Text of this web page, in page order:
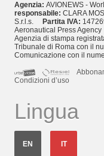
Agenzia: AVIONEWS -
responsabile: CLARA
S.r.l.s.
Partita IVA:
Aeronautical Press Agency
Agenzia di stampa
Tribunale di Roma con il
Comunicazione con il
Condizioni d’uso
Lingua
EN IT